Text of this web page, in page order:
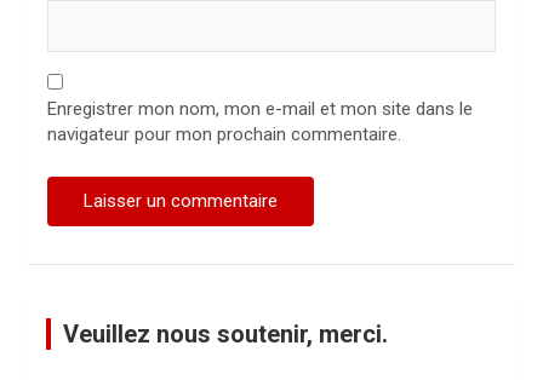
Enregistrer mon nom, mon e-mail et mon site dans le
navigateur pour mon prochain commentaire.
Veuillez nous soutenir, merci.